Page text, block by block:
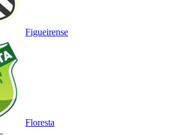
Figueirense
Floresta